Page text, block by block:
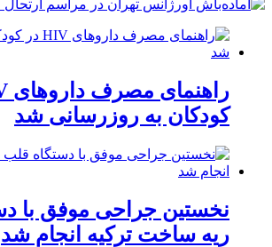
کودکان به روزرسانی شد
نخستین جراحی موفق با
ریه ساخت ترکیه انجام شد